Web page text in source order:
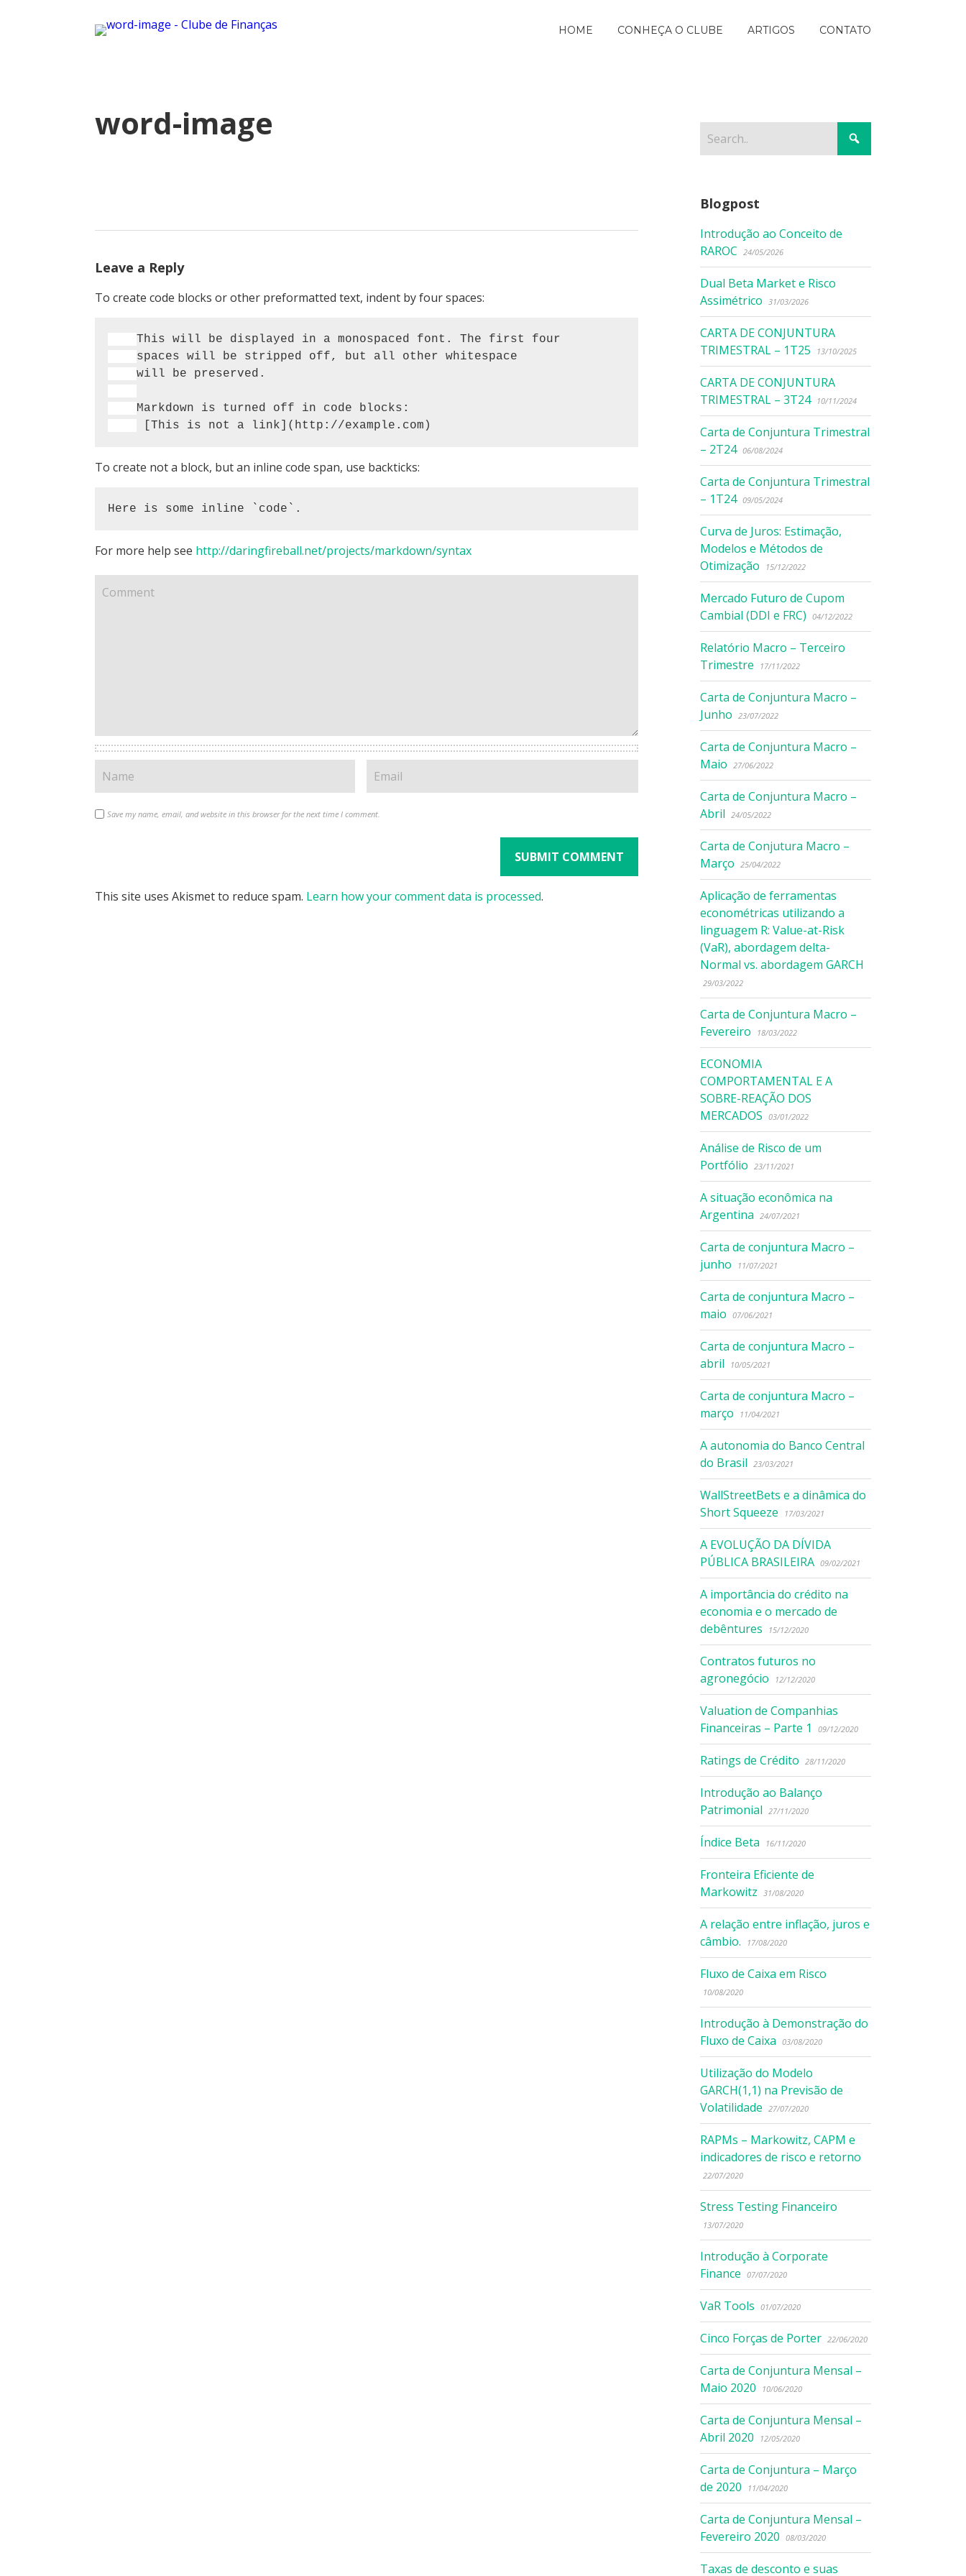
HOME CONHEÇA O CLUBE ARTIGOS CONTATO
word-image
Leave a Reply
To create code blocks or other preformatted text, indent by four spaces:
To create not a block, but an inline code span, use backticks:
Here is some inline `code`.
For more help see http://daringfireball.net/projects/markdown/syntax
Save my name, email, and website in this browser for the next time I comment.
This site uses Akismet to reduce spam. Learn how your comment data is processed.
Blogpost
Introdução ao Conceito de
RAROC
24/05/2026
Dual Beta Market e Risco
Assimétrico
31/03/2026
CARTA DE CONJUNTURA
TRIMESTRAL – 1T25
13/10/2025
CARTA DE CONJUNTURA
TRIMESTRAL – 3T24
10/11/2024
Carta de Conjuntura Trimestral
– 2T24 06/08/2024
Carta de Conjuntura Trimestral
– 1T24 09/05/2024
Curva de Juros: Estimação,
Modelos e Métodos de
Otimização
15/12/2022
Mercado Futuro de Cupom
Cambial (DDI e FRC)
04/12/2022
Relatório Macro – Terceiro
Trimestre
17/11/2022
Carta de Conjuntura Macro –
Junho
23/07/2022
Carta de Conjuntura Macro –
Maio
27/06/2022
Carta de Conjuntura Macro –
Abril
24/05/2022
Carta de Conjutura Macro –
Março
25/04/2022
Aplicação de ferramentas
econométricas utilizando a
linguagem R: Value-at-Risk
(VaR), abordagem delta-
Normal vs. abordagem GARCH
29/03/2022
Carta de Conjuntura Macro –
Fevereiro
18/03/2022
ECONOMIA
COMPORTAMENTAL E A
SOBRE-REAÇÃO DOS
MERCADOS
03/01/2022
Análise de Risco de um
Portfólio
23/11/2021
A situação econômica na
Argentina
24/07/2021
Carta de conjuntura Macro –
junho
11/07/2021
Carta de conjuntura Macro –
maio
07/06/2021
Carta de conjuntura Macro –
abril
10/05/2021
Carta de conjuntura Macro –
março
11/04/2021
A autonomia do Banco Central
do Brasil
23/03/2021
WallStreetBets e a dinâmica do
Short Squeeze
17/03/2021
A EVOLUÇÃO DA DÍVIDA
PÚBLICA BRASILEIRA 09/02/2021
A importância do crédito na
economia e o mercado de
debêntures
15/12/2020
Contratos futuros no
agronegócio
12/12/2020
Valuation de Companhias
Financeiras – Parte 1
09/12/2020
Ratings de Crédito 28/11/2020
Introdução ao Balanço
Patrimonial
27/11/2020
Índice Beta 16/11/2020
Fronteira Eficiente de
Markowitz
31/08/2020
A relação entre inflação, juros e
câmbio.
17/08/2020
Fluxo de Caixa em Risco
10/08/2020
Introdução à Demonstração do
Fluxo de Caixa
03/08/2020
Utilização do Modelo
GARCH(1,1) na Previsão de
Volatilidade
27/07/2020
RAPMs – Markowitz, CAPM e
indicadores de risco e retorno
22/07/2020
Stress Testing Financeiro
13/07/2020
Introdução à Corporate
Finance
07/07/2020
VaR Tools 01/07/2020
Cinco Forças de Porter 22/06/2020
Carta de Conjuntura Mensal –
Maio 2020
10/06/2020
Carta de Conjuntura Mensal –
Abril 2020
12/05/2020
Carta de Conjuntura – Março
de 2020
11/04/2020
Carta de Conjuntura Mensal –
Fevereiro 2020
08/03/2020
Taxas de desconto e suas